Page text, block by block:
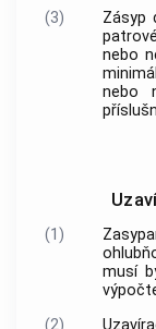
(3)
Zásyp
nebo
nebo
(1)
musí